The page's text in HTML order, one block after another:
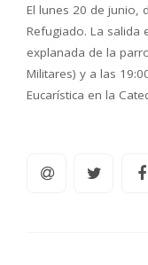
El lunes 20 de junio,
Refugiado. La salida
explanada de la
Militares) y a las
Eucarística en la